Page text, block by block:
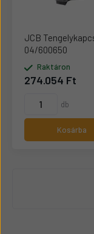
JCB
04/600650
Raktáron
274.054 Ft
db
Kosárba